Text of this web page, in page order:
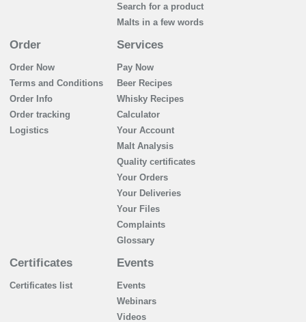
Search for a product
Malts in a few words
Order
Order Now
Terms and Conditions
Order Info
Order tracking
Logistics
Services
Pay Now
Beer Recipes
Whisky Recipes
Calculator
Your Account
Malt Analysis
Quality certificates
Your Orders
Your Deliveries
Your Files
Complaints
Glossary
Certificates
Certificates list
Events
Events
Webinars
Videos